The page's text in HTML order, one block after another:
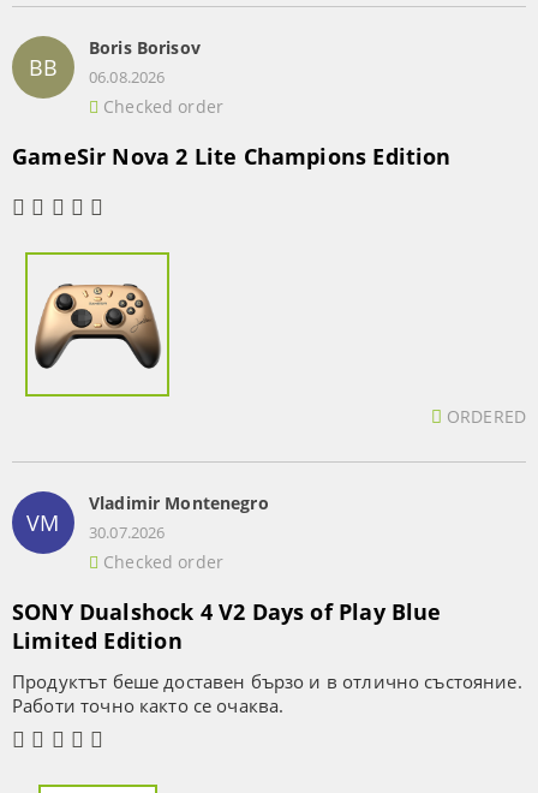
BB
Boris Borisov
06.08.2026
Checked order
GameSir Nova 2 Lite Champions Edition
ORDERED
VM
Vladimir Montenegro
30.07.2026
Checked order
SONY Dualshock 4 V2 Days of Play Blue
Limited Edition
Продуктът беше доставен бързо и в отлично състояние.
Работи точно както се очаква.